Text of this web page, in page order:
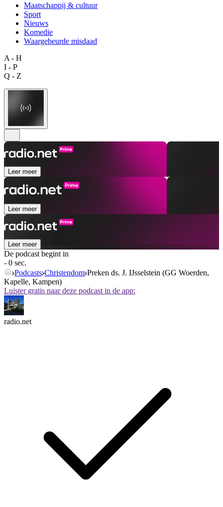
Maatschappij & cultuur
Sport
Nieuws
Komedie
Waargebeurde misdaad
A - H
I - P
Q - Z
Leer meer
Leer meer
Leer meer
De podcast begint in
- 0 sec.
Podcasts Christendom Preken ds. J. IJsselstein (GG Woerden,
Kapelle, Kampen)
Luister gratis naar deze podcast in de app:
radio.net